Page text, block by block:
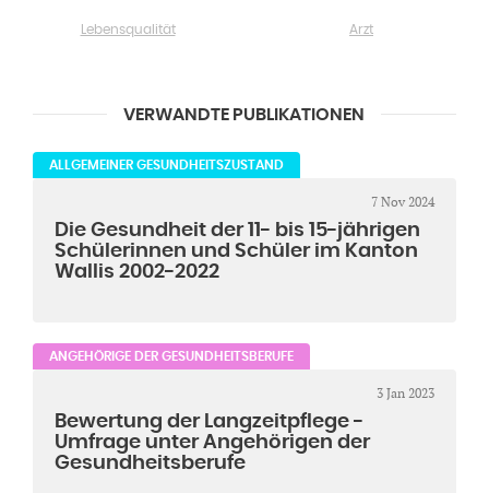
Lebensqualität Arzt
VERWANDTE PUBLIKATIONEN
ALLGEMEINER GESUNDHEITSZUSTAND
7 Nov 2024
Die Gesundheit der 11- bis 15-jährigen
Schülerinnen und Schüler im Kanton
Wallis 2002-2022
ANGEHÖRIGE DER GESUNDHEITSBERUFE
3 Jan 2023
Bewertung der Langzeitpflege -
Umfrage unter Angehörigen der
Gesundheitsberufe